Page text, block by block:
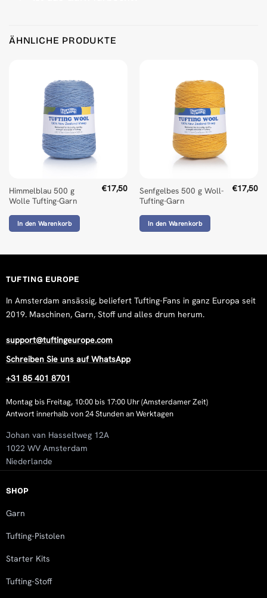
ÄHNLICHE PRODUKTE
Himmelblau 500 g
Wolle Tufting-Garn
€17,50
In den Warenkorb
Senfgelbes 500 g Woll-
Tufting-Garn
€17,50
In den Warenkorb
SHOP
Garn
Tufting-Pistolen
Starter Kits
Tufting-Stoff
TUFTING EUROPE
In Amsterdam ansässig, beliefert Tufting-Fans in ganz Europa seit
2019. Maschinen, Garn, Stoff und alles drum herum.
support@tuftingeurope.com
Schreiben Sie uns auf WhatsApp
+31 85 401 8701
Montag bis Freitag, 10:00 bis 17:00 Uhr (Amsterdamer Zeit)
Antwort innerhalb von 24 Stunden an Werktagen
Johan van Hasseltweg 12A
1022 WV Amsterdam
Niederlande